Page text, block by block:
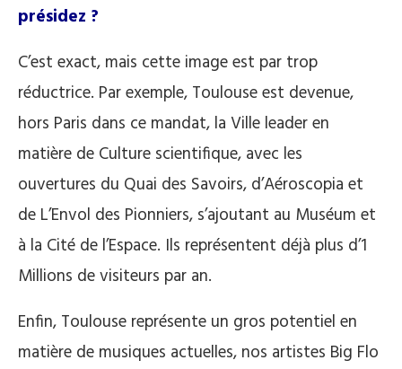
présidez ?
C’est exact, mais cette image est par trop
réductrice. Par exemple, Toulouse est devenue,
hors Paris dans ce mandat, la Ville leader en
matière de Culture scientifique, avec les
ouvertures du Quai des Savoirs, d’Aéroscopia et
de L’Envol des Pionniers, s’ajoutant au Muséum et
à la Cité de l’Espace. Ils représentent déjà plus d’1
Millions de visiteurs par an.
Enfin, Toulouse représente un gros potentiel en
matière de musiques actuelles, nos artistes Big Flo